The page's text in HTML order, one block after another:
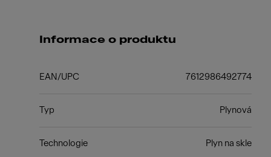
Informace o produktu
EAN/UPC 7612986492774
Typ Plynová
Technologie Plyn na skle